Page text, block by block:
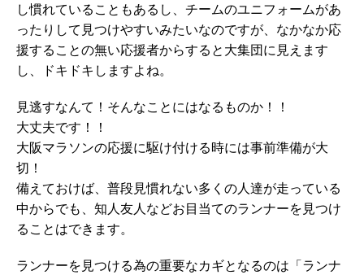
し慣れていることもあるし、チームのユニフォームがあ
ったりして見つけやすいみたいなのですが、なかなか応
援することの無い応援者からすると大集団に見えます
し、ドキドキしますよね。
見逃すなんて！そんなことにはなるものか！！
大丈夫です！！
大阪マラソンの応援に駆け付ける時には事前準備が大
切！
備えておけば、普段見慣れない多くの人達が走っている
中からでも、知人友人などお目当てのランナーを見つけ
ることはできます。
ランナーを見つける為の重要なカギとなるのは「ランナ